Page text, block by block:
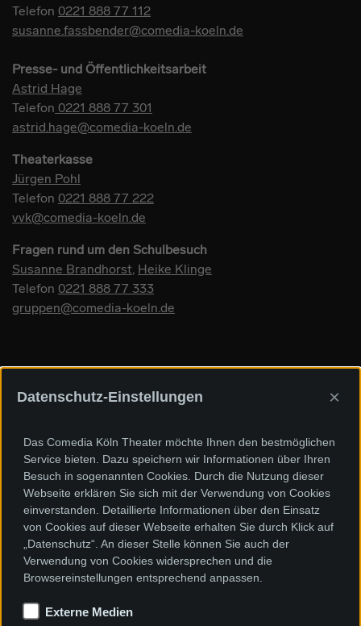
Telefon 0221 888 77 112
susanne.fassbender@comedia-koeln.de
Presse- und Öffentlichkeitsarbeit
Astrid Hage
Telefon 0221 888 77 301
astrid.hage@comedia-koeln.de
Theaterkasse
Jürgen Pohl
Telefon 0221 888 77 222
vvk@comedia-koeln.de
Fragen rund um den Schulbesuch
Susanne Brandhorst Heike Klinge
Telefon 0221 888 77 333
gruppen@comedia-koeln.de
Sponsoren und Förderer
Datenschutz-Einstellungen ×
Das Comedia Köln Theater möchte Ihnen den bestmöglichen
Service bieten. Dazu speichern wir Informationen über Ihren
Besuch in sogenannten Cookies. Durch die Nutzung dieser
Webseite erklären Sie sich mit der Verwendung von Cookies
einverstanden. Detaillierte Informationen über den Einsatz
von Cookies auf dieser Webseite erhalten Sie durch Klick auf
„Datenschutz“. An dieser Stelle können Sie auch der
Verwendung von Cookies widersprechen und die
Browsereinstellungen entsprechend anpassen.
Externe Medien